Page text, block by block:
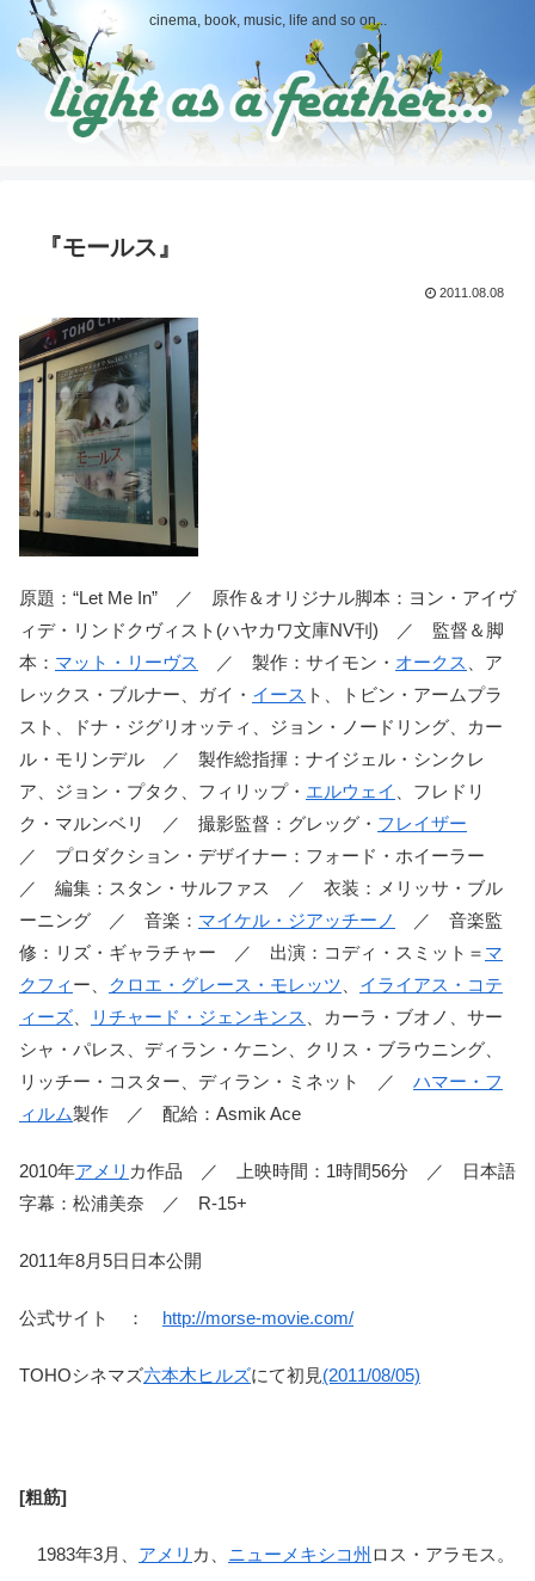
cinema, book, music, life and so on...
『モールス』
2011.08.08
原題：“Let Me In” ／ 原作＆オリジナル脚本：ヨン・アイヴ
ィデ・リンドクヴィスト(ハヤカワ文庫NV刊) ／ 監督＆脚
本： マット・リーヴス ／ 製作：サイモン・ オークス
、ア
レックス・ブルナー、ガイ・ イース ト、トビン・アームプラ
スト、ドナ・ジグリオッティ、ジョン・ノードリング、カー
ル・モリンデル ／ 製作総指揮：ナイジェル・シンクレ
ア、ジョン・プタク、フィリップ・ エルウェイ
、フレドリ
ク・マルンベリ ／ 撮影監督：グレッグ・ フレイザー
／ プロダクション・デザイナー：フォード・ホイーラー
／ 編集：スタン・サルファス ／ 衣装：メリッサ・ブル
ーニング ／ 音楽： マイケル・ジアッチーノ
／ 音楽監
修：リズ・ギャラチャー ／ 出演：コディ・スミット＝ マ
クフィ ー、 クロエ・グレース・モレッツ
イライアス・コテ
ィーズ
リチャード・ジェンキンス
、カーラ・ブオノ、サー
シャ・パレス、ディラン・ケニン、クリス・ブラウニング、
リッチー・コスター、ディラン・ミネット ／ ハマー・フ
ィルム製作 ／ 配給：Asmik Ace
2010年アメリ カ作品 ／ 上映時間：1時間56分 ／ 日本語
字幕：松浦美奈 ／ R-15+
2011年8月5日日本公開
公式サイト ： http://morse-movie.com/
TOHOシネマズ六本木ヒルズにて初見(2011/08/05)
[粗筋]
1983年3月、 アメリ カ、 ニューメキシコ州 ロス・アラモス。